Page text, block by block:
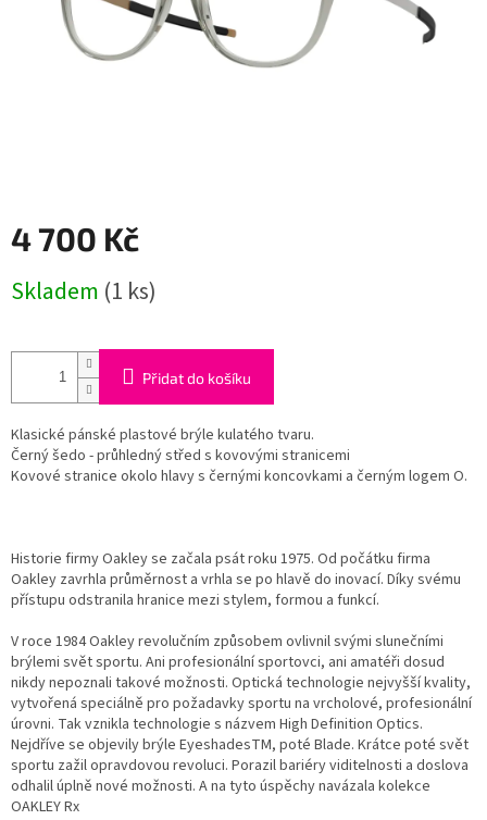
4 700 Kč
cena:
Skladem (1 ks)
Přidat do košíku
Klasické pánské plastové brýle kulatého tvaru.
Černý šedo - průhledný střed s kovovými stranicemi
Kovové stranice okolo hlavy s černými koncovkami a černým logem O.
Historie firmy Oakley se začala psát roku 1975. Od počátku firma
Oakley zavrhla průměrnost a vrhla se po hlavě do inovací. Díky svému
přístupu odstranila hranice mezi stylem, formou a funkcí.
V roce 1984 Oakley revolučním způsobem ovlivnil svými slunečními
brýlemi svět sportu. Ani profesionální sportovci, ani amatéři dosud
nikdy nepoznali takové možnosti. Optická technologie nejvyšší kvality,
vytvořená speciálně pro požadavky sportu na vrcholové, profesionální
úrovni. Tak vznikla technologie s názvem High Definition Optics.
Nejdříve se objevily brýle EyeshadesTM, poté Blade. Krátce poté svět
sportu zažil opravdovou revoluci. Porazil bariéry viditelnosti a doslova
odhalil úplně nové možnosti. A na tyto úspěchy navázala kolekce
OAKLEY Rx